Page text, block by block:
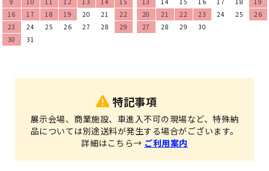
16
17 18 19 20 21
22
23
24 25 26 27 28
29
30
31
20
21 22 23 24 25
26
27
28 29 30
特記事項
展示会場、商業施設、車進入不可の現場など、特殊納
品については別途送料が発生する場合がございます。
詳細はこちら→ ご利用案内